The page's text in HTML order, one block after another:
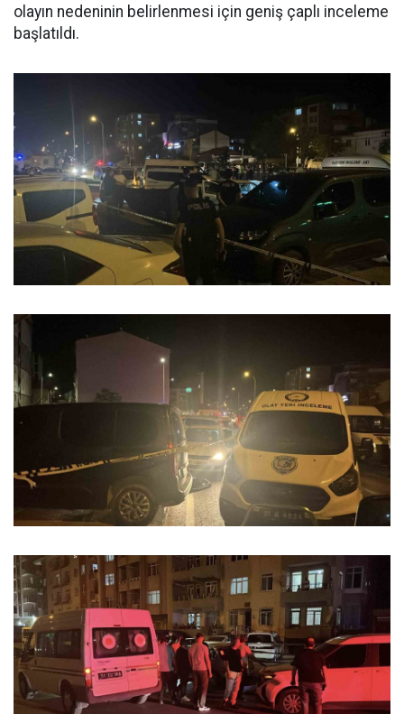
olayın nedeninin belirlenmesi için geniş çaplı inceleme
başlatıldı.